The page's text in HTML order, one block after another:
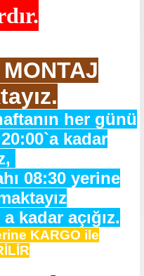
her günü
kadar
08:30 yerine
kadar açığız.
KARGO ile